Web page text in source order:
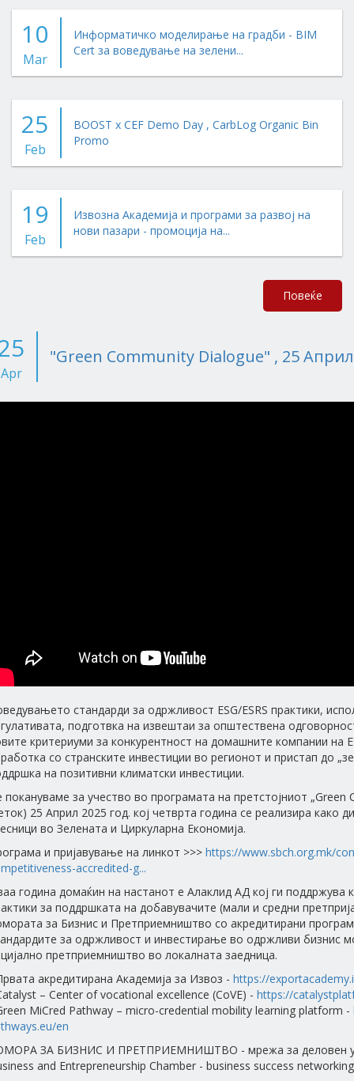
10
Mar
Информатичко моделирање на градби - BIM
Cert за воведување на зелени...
25
Feb
BOOST x CEF Demo Day , CarbLog Organic Bin
Promo
19
Feb
Извозна Академија и програми за развој на
нови пазари - промоција на...
Повеќе
Apr
"Green Community Dialogue" , 25
стандарди за одржливост ESG/ESRS практики,
подготвка на извештаи за општествена
критериуми за конкурентност на домашните компании на
со странските инвестиции во регионот и пристап до
на позитивни климатски инвестиции.
покануваме за учество во програмата на претстојниот „Green
25 Април 2025 год. кој четврта година се реализира како
во Зелената и Циркуларна Економија.
и пријавување на линкот >>> https://www.sbch.org.mk/
accredited-g...
година домаќин на настанот е Алаклид АД кој ги поддржува
за поддршката на добавувачите (мали и средни
за Бизнис и Претприемништво со акредитирани
за одржливост и инвестирање во одржливи бизнис
претприемништво во локалната заедница.
акредитирана Академија за Извоз - https://
– Center of vocational excellence (CoVE) - https://
MiCred Pathway – micro-credential mobility learning platform -
en
ЗА БИЗНИС И ПРЕТПРИЕМНИШТВО - мрежа за деловен
and Entrepreneurship Chamber - business success networking